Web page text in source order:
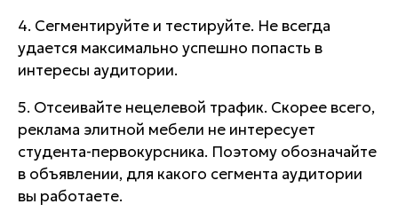
4. Сегментируйте и тестируйте. Не всегда
удается максимально успешно попасть в
интересы аудитории.
5. Отсеивайте нецелевой трафик. Скорее всего,
реклама элитной мебели не интересует
студента-первокурсника. Поэтому обозначайте
в объявлении, для какого сегмента аудитории
вы работаете.